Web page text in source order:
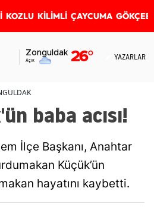
KOZLU KİLİMLİ ÇAYCUMA
Zonguldak
Açık 26° YAZARLAR
baba acısı!
İlçe Başkanı, Anahtar
Küçük’ün
hayatını kaybetti.